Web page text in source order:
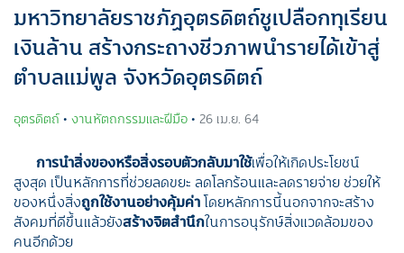
มหาวิทยาลัยราชภัฏอุตรดิตถ์ชูเปลือกทุเรียน
เงินล้าน สร้างกระถางชีวภาพนำรายได้เข้าสู่
ตำบลแม่พูล จังหวัดอุตรดิตถ์
อุตรดิตถ์• งานหัตถกรรมและฝีมือ• 26 เม.ย. 64
การนำสิ่งของหรือสิ่งรอบตัวกลับมาใช้เพื่อให้เกิดประโยชน์
สูงสุด เป็นหลักการที่ช่วยลดขยะ ลดโลกร้อนและลดรายจ่าย ช่วยให้
ของหนึ่งสิ่งถูกใช้งานอย่างคุ้มค่าโดยหลักการนี้นอกจากจะสร้าง
สังคมที่ดีขึ้นแล้วยังสร้างจิตสำนึกในการอนุรักษ์สิ่งแวดล้อมของ
คนอีกด้วย